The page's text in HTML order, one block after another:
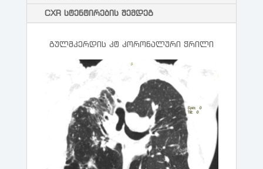
CXR სტენტირების შემდეგ
გულმკერდის კტ კორონალური ჭრილი